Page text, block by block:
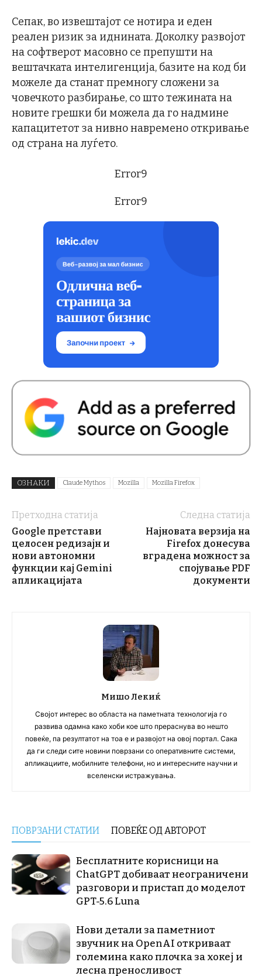
Сепак, во извештајот се нотира и еден
реален ризик за иднината. Доколку развојот
на софтверот масовно се препушти на
вештачката интелигенција, базите на код би
можеле да станат премногу сложени за
човечкото разбирање, со што тежината на
новите грешки би можела да го надмине
капацитетот за нивно навремено откривање
од страна на луѓето.
Error9
Error9
ОЗНАКИ Claude Mythos Mozilla Mozilla Firefox
Претходна статија
Google претстави
целосен редизајн и
нови автономни
функции кај Gemini
апликацијата
Следна статија
Најновата верзија на
Firefox донесува
вградена можност за
спојување PDF
документи
Мишо Лекиќ
Својот интерес во областа на паметната технологија го
развива одамна како хоби кое што прераснува во нешто
повеќе, па резултатот на тоа е и развојот на овој портал. Сака
да ги следи сите новини поврзани со оперативните системи,
апликациите, мобилните телефони, но и интересните научни и
вселенски истражувања.
ПОВРЗАНИ СТАТИИ ПОВЕЌЕ ОД АВТОРОТ
Бесплатните корисници на
ChatGPT добиваат неограничени
разговори и пристап до моделот
GPT-5.6 Luna
Нови детали за паметниот
звучник на OpenAI откриваат
големина како плочка за хокеј и
лесна преносливост